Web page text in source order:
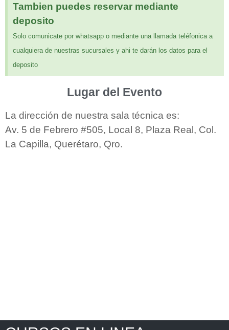
Tambien puedes reservar mediante
deposito
Solo comunicate por whatsapp o mediante una llamada teléfonica a
cualquiera de nuestras sucursales y ahi te darán los datos para el
deposito
Lugar del Evento
La dirección de nuestra sala técnica es:
Av. 5 de Febrero #505, Local 8, Plaza Real, Col.
La Capilla, Querétaro, Qro.